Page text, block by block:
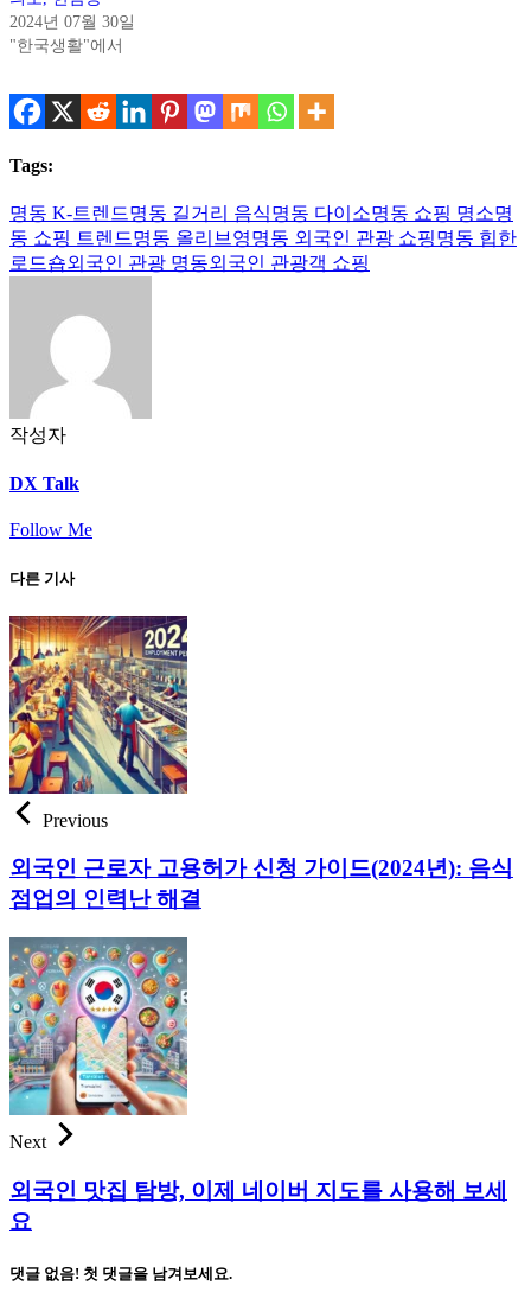
2024년 07월 30일
"한국생활"에서
Tags:
명동 K-트렌드명동 길거리 음식명동 다이소명동 쇼핑 명소명
동 쇼핑 트렌드명동 올리브영명동 외국인 관광 쇼핑명동 힙한
로드숍외국인 관광 명동외국인 관광객 쇼핑
작성자
DX Talk
Follow Me
다른 기사
Previous
외국인 근로자 고용허가 신청 가이드(2024년): 음식
점업의 인력난 해결
Next
외국인 맛집 탐방, 이제 네이버 지도를 사용해 보세
요
댓글 없음! 첫 댓글을 남겨보세요.